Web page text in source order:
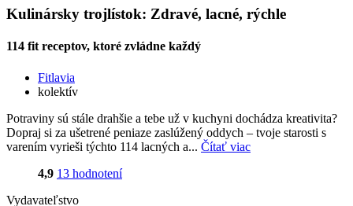
Kulinársky trojlístok: Zdravé, lacné, rýchle
114 fit receptov, ktoré zvládne každý
Fitlavia
kolektív
Potraviny sú stále drahšie a tebe už v kuchyni dochádza kreativita?
Dopraj si za ušetrené peniaze zaslúžený oddych – tvoje starosti s
varením vyrieši týchto 114 lacných a... Čítať viac
4,9 13 hodnotení
Vydavateľstvo